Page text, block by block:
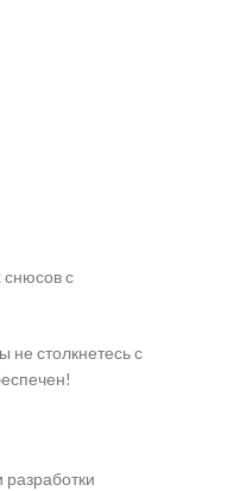
снюсов с
не столкнетесь с